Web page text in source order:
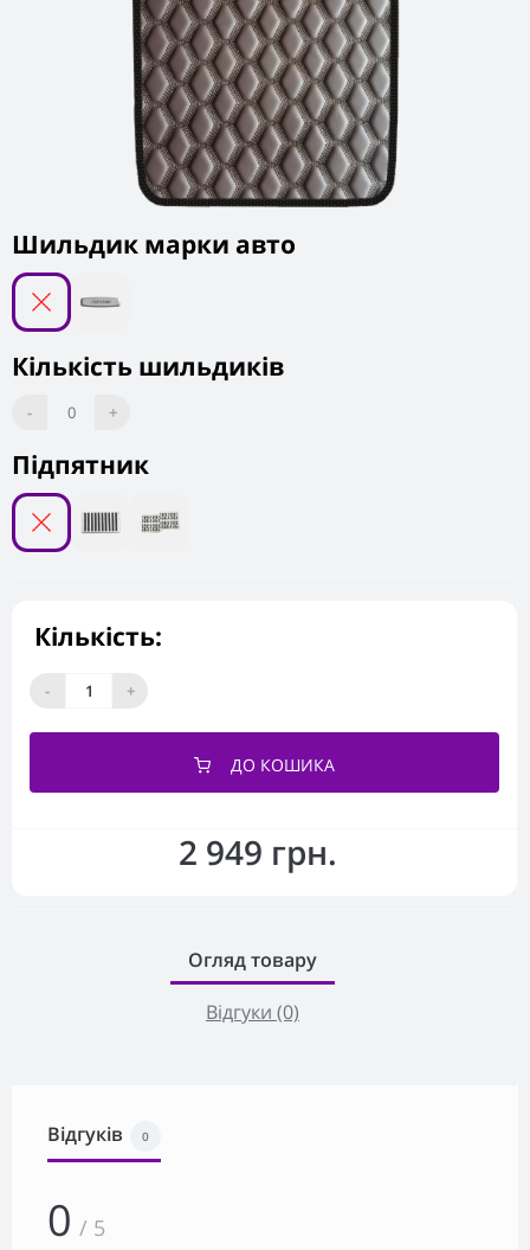
2 949 грн.
Підпятник
Шильдик марки авто
Кількість шильдиків
- 0 +
Кількість:
- +
ДО КОШИКА
Огляд товару
Відгуки (0)
Відгуків 0
0 / 5